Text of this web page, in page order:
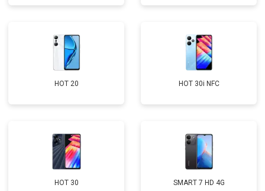
HOT 20 HOT 30i NFC
HOT 30 SMART 7 HD 4G